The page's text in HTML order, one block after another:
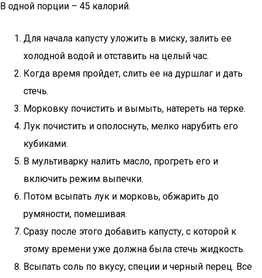
В одной порции – 45 калорий.
Для начала капусту уложить в миску, залить ее
холодной водой и отставить на целый час.
Когда время пройдет, слить ее на дуршлаг и дать
стечь.
Морковку почистить и вымыть, натереть на терке.
Лук почистить и ополоснуть, мелко нарубить его
кубиками.
В мультиварку налить масло, прогреть его и
включить режим выпечки.
Потом всыпать лук и морковь, обжарить до
румяности, помешивая.
Сразу после этого добавить капусту, с которой к
этому времени уже должна была стечь жидкость.
Всыпать соль по вкусу, специи и черный перец. Все